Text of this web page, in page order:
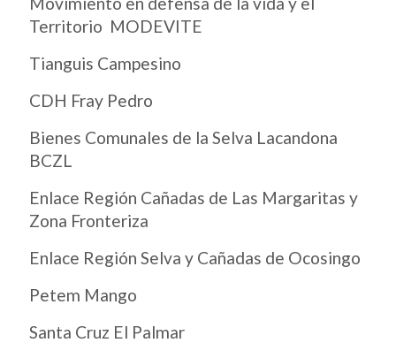
Territorio MODEVITE
Tianguis Campesino
CDH Fray Pedro
Bienes Comunales de la Selva Lacandona
BCZL
Enlace Región Cañadas de Las Margaritas y
Zona Fronteriza
Enlace Región Selva y Cañadas de Ocosingo
Petem Mango
Santa Cruz El Palmar